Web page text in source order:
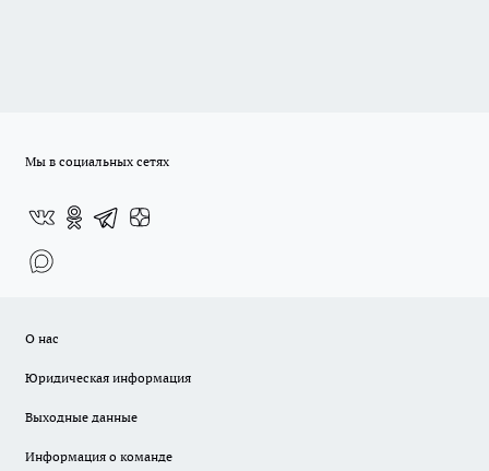
Мы в социальных сетях
О нас
Юридическая информация
Выходные данные
Информация о команде